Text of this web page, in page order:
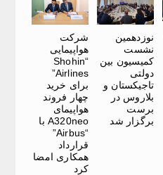
نوزدهمین
نشست
کمیسیون بین
دولتی
تاجیکستان و
بلاروس در
برست
برگزار شد
شرکت
هواپیمایی
“Shohin
Airlines”
برای خرید
چهار فروند
هواپیمای
A320neo با
“Airbus”
قرارداد
همکاری امضا
کرد